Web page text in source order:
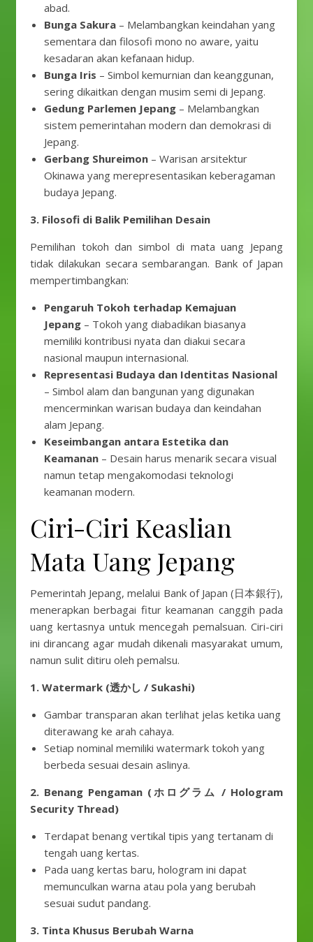
abad.
Bunga Sakura – Melambangkan keindahan yang
sementara dan filosofi mono no aware, yaitu
kesadaran akan kefanaan hidup.
Bunga Iris – Simbol kemurnian dan keanggunan,
sering dikaitkan dengan musim semi di Jepang.
Gedung Parlemen Jepang – Melambangkan
sistem pemerintahan modern dan demokrasi di
Jepang.
Gerbang Shureimon – Warisan arsitektur
Okinawa yang merepresentasikan keberagaman
budaya Jepang.
3. Filosofi di Balik Pemilihan Desain
Pemilihan tokoh dan simbol di mata uang Jepang
tidak dilakukan secara sembarangan. Bank of Japan
mempertimbangkan:
Pengaruh Tokoh terhadap Kemajuan
Jepang – Tokoh yang diabadikan biasanya
memiliki kontribusi nyata dan diakui secara
nasional maupun internasional.
Representasi Budaya dan Identitas Nasional
– Simbol alam dan bangunan yang digunakan
mencerminkan warisan budaya dan keindahan
alam Jepang.
Keseimbangan antara Estetika dan
Keamanan – Desain harus menarik secara visual
namun tetap mengakomodasi teknologi
keamanan modern.
Ciri-Ciri Keaslian
Mata Uang Jepang
Pemerintah Jepang, melalui Bank of Japan (日本銀行),
menerapkan berbagai fitur keamanan canggih pada
uang kertasnya untuk mencegah pemalsuan. Ciri-ciri
ini dirancang agar mudah dikenali masyarakat umum,
namun sulit ditiru oleh pemalsu.
1. Watermark (透かし / Sukashi)
Gambar transparan akan terlihat jelas ketika uang
diterawang ke arah cahaya.
Setiap nominal memiliki watermark tokoh yang
berbeda sesuai desain aslinya.
2. Benang Pengaman (ホログラム / Hologram
Security Thread)
Terdapat benang vertikal tipis yang tertanam di
tengah uang kertas.
Pada uang kertas baru, hologram ini dapat
memunculkan warna atau pola yang berubah
sesuai sudut pandang.
3. Tinta Khusus Berubah Warna